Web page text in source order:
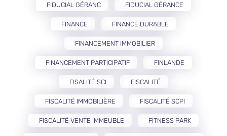
FIDUCIAL GÉRANC FIDUCIAL GÉRANCE
FINANCE FINANCE DURABLE
FINANCEMENT IMMOBILIER
FINANCEMENT PARTICIPATIF FINLANDE
FISALITÉ SCI FISCALITÉ
FISCALITÉ IMMOBILIÈRE FISCALITÉ SCPI
FISCALITÉ VENTE IMMEUBLE FITNESS PARK